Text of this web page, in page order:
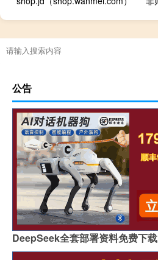
公告
DeepSeek全套部署资料免费下载